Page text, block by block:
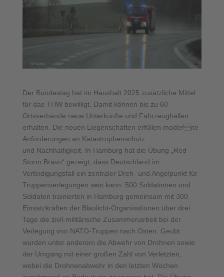
Der Bundestag hat im Haushalt 2025 zusätzliche Mittel
für das THW bewilligt. Damit können bis zu 60
Ortsverbände neue Unterkünfte und Fahrzeughallen
erhalten. Die neuen Liegenschaften erfüllen moderne
Anforderungen an Katastrophenschutz
und Nachhaltigkeit. In Hamburg hat die Übung „Red
Storm Bravo“ gezeigt, dass Deutschland im
Verteidigungsfall ein zentraler Dreh- und Angelpunkt für
Truppenverlegungen sein kann. 500 Soldatinnen und
Soldaten trainierten in Hamburg gemeinsam mit 300
Einsatzkräften der Blaulicht-Organisationen über drei
Tage die zivil-militärische Zusammenarbeit bei der
Verlegung von NATO-Truppen nach Osten. Geübt
wurden unter anderem die Abwehr von Drohnen sowie
der Umgang mit einer großen Zahl von Verletzten,
wobei die Drohnenabwehr in den letzten Wochen